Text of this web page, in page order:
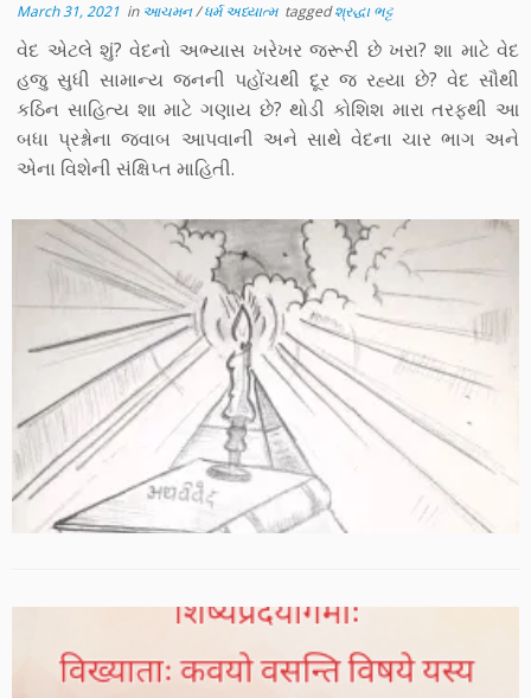
March 31, 2021 in આચમન/ધર્મ અધ્યાત્મ taggedશ્રદ્ધા ભટ્ટ
વેદ એટલે શું? વેદનો અભ્યાસ ખરેખર જરૂરી છે ખરા? શા માટે વેદ
હજુ સુધી સામાન્ય જનની પહોંચથી દૂર જ રહ્યા છે? વેદ સૌથી
કઠિન સાહિત્ય શા માટે ગણાય છે? થોડી કોશિશ મારા તરફથી આ
બધા પ્રશ્નોના જવાબ આપવાની અને સાથે વેદના ચાર ભાગ અને
એના વિશેની સંક્ષિપ્ત માહિતી.